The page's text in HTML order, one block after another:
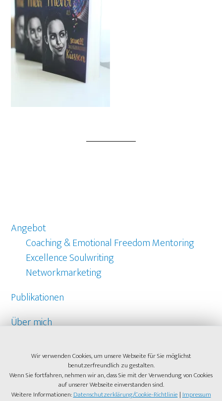
Angebot
Coaching & Emotional Freedom Mentoring
Excellence Soulwriting
Networkmarketing
Publikationen
Über mich
Kontakt
Wir verwenden Cookies, um unsere Webseite für Sie möglichst
benutzerfreundlich zu gestalten.
Wenn Sie fortfahren, nehmen wir an, dass Sie mit der Verwendung von Cookies
auf unserer Webseite einverstanden sind.
Weitere Informationen:Datenschutzerklärung/Cookie-Richtlinie|Impressum